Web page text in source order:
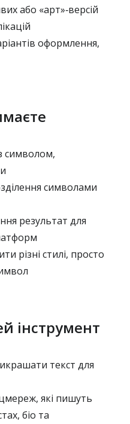
або «арт»‑версій
оформлення,
символом,
символами
результат для
різні стилі, просто
інструмент
текст для
які пишуть
біо та